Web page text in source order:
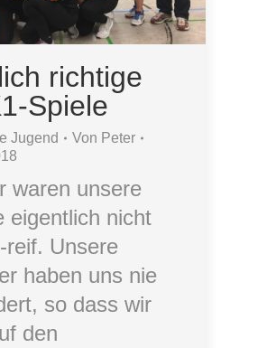
richtige
Spiele
Jugend Von Peter
waren unsere
eigentlich nicht
reif. Unsere
haben uns nie
so dass wir
den